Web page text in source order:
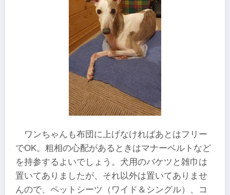
ワンちゃんも布団に上げなければあとはフリー
でOK。粗相の心配があるときはマナーベルトなど
を持参するよいでしょう。犬用のバケツと雑巾は
置いてありましたが、それ以外は置いてありませ
んので、ペットシーツ（ワイド＆シングル）、コ